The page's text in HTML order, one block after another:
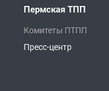
Пермская ТПП
Комитеты ПТПП
Пресс-центр